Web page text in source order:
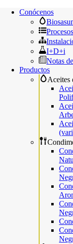
Conócenos
Procesos
I+D+i
Notas
Productos